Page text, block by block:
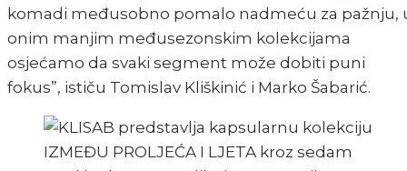
komadi međusobno pomalo nadmeću za pažnju,
onim manjim međusezonskim kolekcijama
osjećamo da svaki segment može dobiti puni
fokus”, ističu Tomislav Kliškinić i Marko Šabarić.